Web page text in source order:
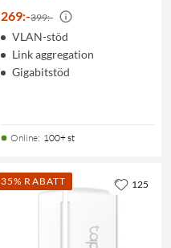
269:-399:-
VLAN-stöd
Link aggregation
Gigabitstöd
Online: 100+ st
35% RABATT 125